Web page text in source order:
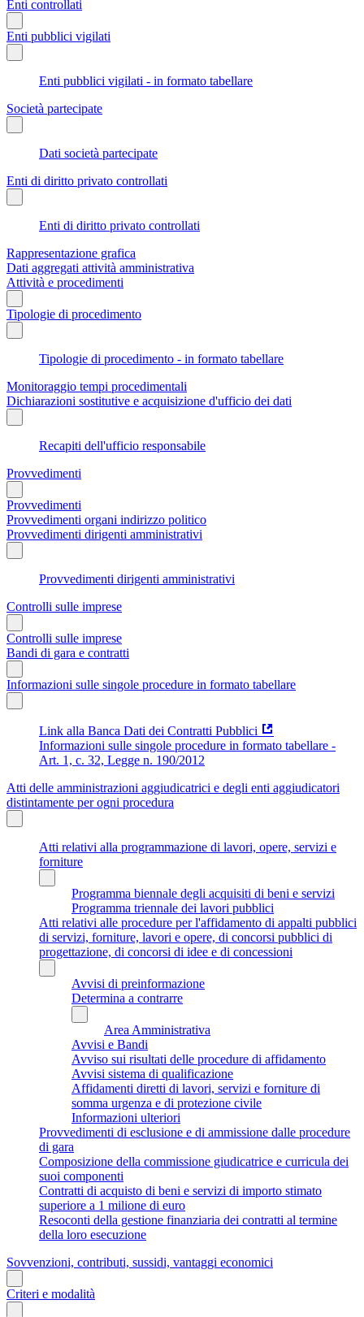
Enti controllati
Enti pubblici vigilati
Enti pubblici vigilati - in formato tabellare
Società partecipate
Dati società partecipate
Enti di diritto privato controllati
Enti di diritto privato controllati
Rappresentazione grafica
Dati aggregati attività amministrativa
Attività e procedimenti
Tipologie di procedimento
Tipologie di procedimento - in formato tabellare
Monitoraggio tempi procedimentali
Dichiarazioni sostitutive e acquisizione d'ufficio dei dati
Recapiti dell'ufficio responsabile
Provvedimenti
Provvedimenti
Provvedimenti organi indirizzo politico
Provvedimenti dirigenti amministrativi
Provvedimenti dirigenti amministrativi
Controlli sulle imprese
Controlli sulle imprese
Bandi di gara e contratti
Informazioni sulle singole procedure in formato tabellare
Link alla Banca Dati dei Contratti Pubblici
Informazioni sulle singole procedure in formato tabellare -
Art. 1, c. 32, Legge n. 190/2012
Atti delle amministrazioni aggiudicatrici e degli enti aggiudicatori
distintamente per ogni procedura
Atti relativi alla programmazione di lavori, opere, servizi e
forniture
Programma biennale degli acquisiti di beni e servizi
Programma triennale dei lavori pubblici
Atti relativi alle procedure per l'affidamento di appalti pubblici
di servizi, forniture, lavori e opere, di concorsi pubblici di
progettazione, di concorsi di idee e di concessioni
Avvisi di preinformazione
Determina a contrarre
Area Amministrativa
Avvisi e Bandi
Avviso sui risultati delle procedure di affidamento
Avvisi sistema di qualificazione
Affidamenti diretti di lavori, servizi e forniture di
somma urgenza e di protezione civile
Informazioni ulteriori
Provvedimenti di esclusione e di ammissione dalle procedure
di gara
Composizione della commissione giudicatrice e curricula dei
suoi componenti
Contratti di acquisto di beni e servizi di importo stimato
superiore a 1 milione di euro
Resoconti della gestione finanziaria dei contratti al termine
della loro esecuzione
Sovvenzioni, contributi, sussidi, vantaggi economici
Criteri e modalità